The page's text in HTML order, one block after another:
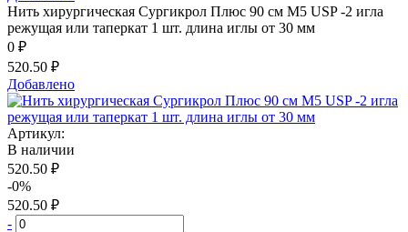
Нить хирургическая Сургикрол Плюс 90 см М5 USP -2 игла
режущая или таперкат 1 шт. длина иглы от 30 мм
0 ₽
520.50 ₽
Добавлено
Артикул:
В наличии
520.50 ₽
-0%
520.50 ₽
-